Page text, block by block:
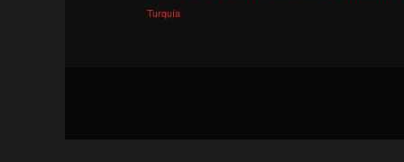
Turquía